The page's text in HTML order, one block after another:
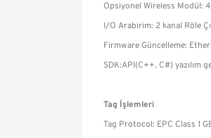
Opsiyonel Wireless Modül:
I/O Arabirim: 2 kanal Röle
Firmware Güncelleme:
SDK:API(C++, C#) yazılım
Tag İşlemleri
Tag Protocol: EPC Class 1